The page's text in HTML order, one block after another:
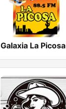
Galaxia La Picosa